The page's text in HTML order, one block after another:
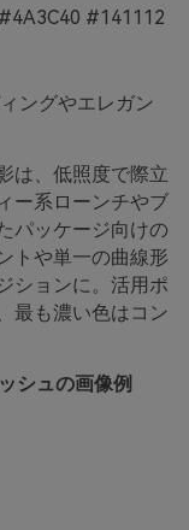
#141112
ングやエレガン
は、低照度で際立
ー系ローンチやブ
パッケージ向けの
トや単一の曲線形
ションに。活用ポ
最も濃い色はコン
シュの画像例